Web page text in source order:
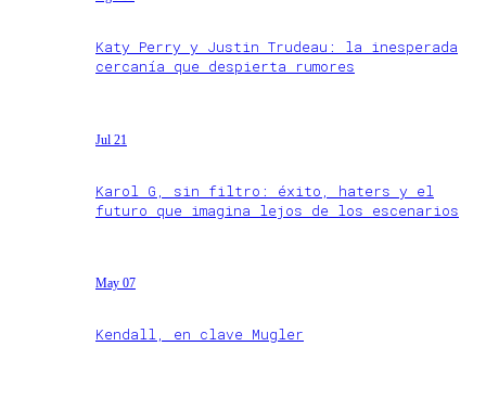
Katy Perry y Justin Trudeau: la inesperada
cercanía que despierta rumores
Jul 21
Karol G, sin filtro: éxito, haters y el
futuro que imagina lejos de los escenarios
May 07
Kendall, en clave Mugler